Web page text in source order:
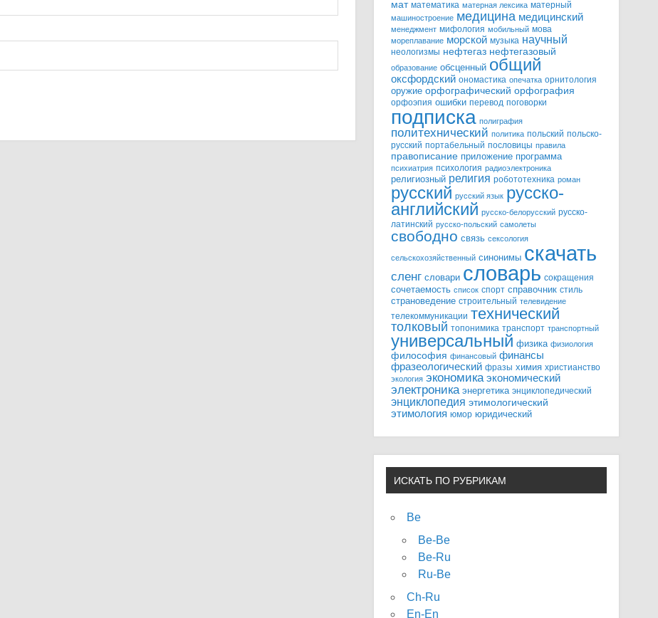
мат математика матерная лексика матерный
машиностроение медицина медицинский
менеджмент мифология мобильный мова
мореплавание морской музыка научный
неологизмы нефтегаз нефтегазовый
образование обсценный общий
оксфордский ономастика опечатка орнитология
оружие орфографический орфография
орфоэпия ошибки перевод поговорки
подписка полиграфия
политехнический политика польский польско-
русский портабельный пословицы правила
правописание приложение программа
психиатрия психология радиоэлектроника
религиозный религия робототехника роман
русский русский язык русско-
английский русско-белорусский русско-
латинский русско-польский самолеты
свободно связь сексология
сельскохозяйственный синонимы скачать
сленг словари словарь сокращения
сочетаемость список спорт справочник стиль
страноведение строительный телевидение
телекоммуникации технический
толковый топонимика транспорт транспортный
универсальный физика физиология
философия финансовый финансы
фразеологический фразы химия христианство
экология экономика экономический
электроника энергетика энциклопедический
энциклопедия этимологический
этимология юмор юридический
ИСКАТЬ ПО РУБРИКАМ
Be
Be-Be
Be-Ru
Ru-Be
Ch-Ru
En-En